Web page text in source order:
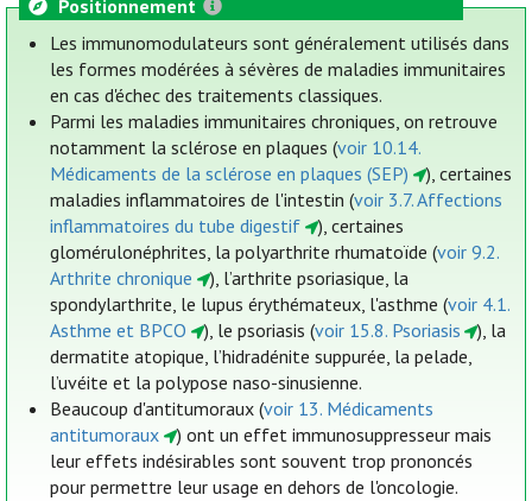
Positionnement
Les immunomodulateurs sont généralement utilisés dans
les formes modérées à sévères de maladies immunitaires
en cas d'échec des traitements classiques.
Parmi les maladies immunitaires chroniques, on retrouve
notamment la sclérose en plaques (voir 10.14.
Médicaments de la sclérose en plaques (SEP)
), certaines
maladies inflammatoires de l'intestin (voir 3.7. Affections
inflammatoires du tube digestif
), certaines
glomérulonéphrites, la polyarthrite rhumatoïde (voir 9.2.
Arthrite chronique
), l’arthrite psoriasique, la
spondylarthrite, le lupus érythémateux, l'asthme (voir 4.1.
Asthme et BPCO
), le psoriasis (voir 15.8. Psoriasis
), la
dermatite atopique, l’hidradénite suppurée, la pelade,
l’uvéite et la polypose naso-sinusienne.
Beaucoup d'antitumoraux (voir 13. Médicaments
antitumoraux
) ont un effet immunosuppresseur mais
leur effets indésirables sont souvent trop prononcés
pour permettre leur usage en dehors de l'oncologie.